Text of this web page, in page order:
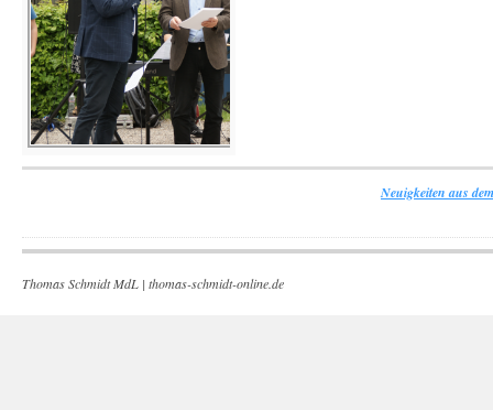
Neuigkeiten aus
Thomas Schmidt MdL | thomas-schmidt-online.de